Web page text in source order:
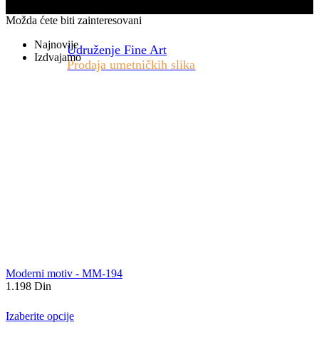
Udruženje Fine Art
Prodaja umetničkih slika
Možda ćete biti zainteresovani
Najnovije
Izdvajamo
Moderni motiv - MM-194
1.198 Din
Izaberite opcije